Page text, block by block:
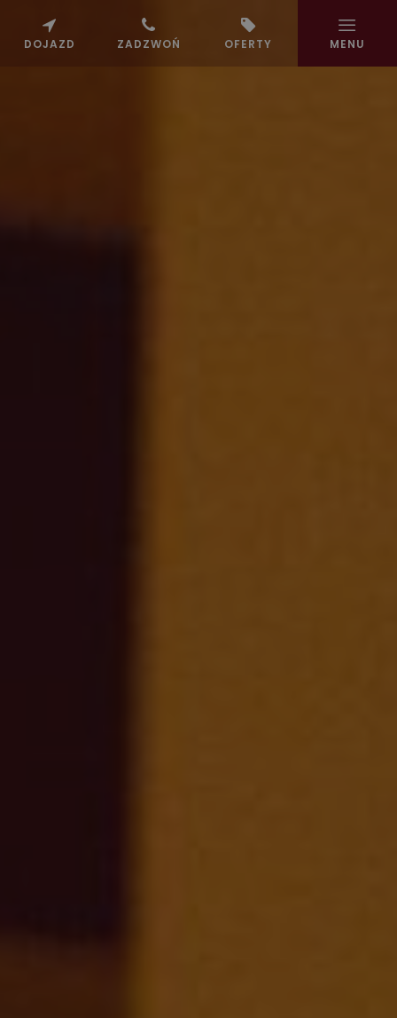
DOJAZD ZADZWOŃ OFERTY MENU